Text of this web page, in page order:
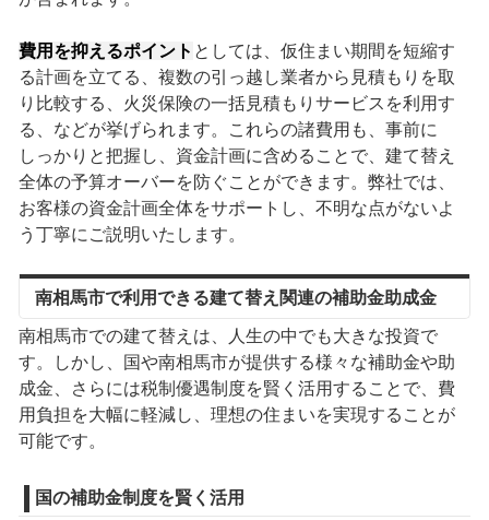
費用を抑えるポイント としては、仮住まい期間を短縮す
る計画を立てる、複数の引っ越し業者から見積もりを取
り比較する、火災保険の一括見積もりサービスを利用す
る、などが挙げられます。これらの諸費用も、事前に
しっかりと把握し、資金計画に含めることで、建て替え
全体の予算オーバーを防ぐことができます。弊社では、
お客様の資金計画全体をサポートし、不明な点がないよ
う丁寧にご説明いたします。
南相馬市で利用できる建て替え関連の補助金助成金
南相馬市での建て替えは、人生の中でも大きな投資で
す。しかし、国や南相馬市が提供する様々な補助金や助
成金、さらには税制優遇制度を賢く活用することで、費
用負担を大幅に軽減し、理想の住まいを実現することが
可能です。
国の補助金制度を賢く活用